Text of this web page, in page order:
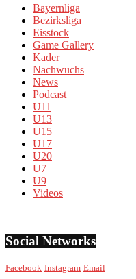
Bayernliga
Bezirksliga
Eisstock
Game Gallery
Kader
Nachwuchs
News
Podcast
U11
U13
U15
U17
U20
U7
U9
Videos
Social Networks
Facebook Instagram Email